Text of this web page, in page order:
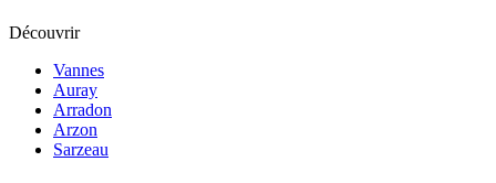
Découvrir
Vannes
Auray
Arradon
Arzon
Sarzeau